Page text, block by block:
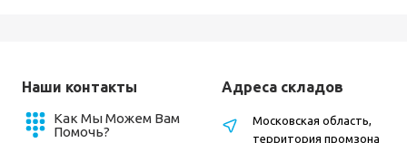
Наши контакты
Как Мы Можем Вам
Помочь?
Адреса складов
Московская область,
территория промзона